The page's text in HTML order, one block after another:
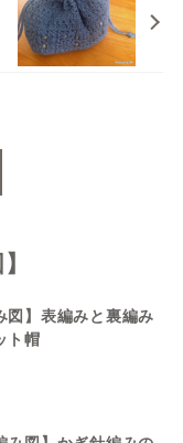
図】表編みと裏編み
ト帽